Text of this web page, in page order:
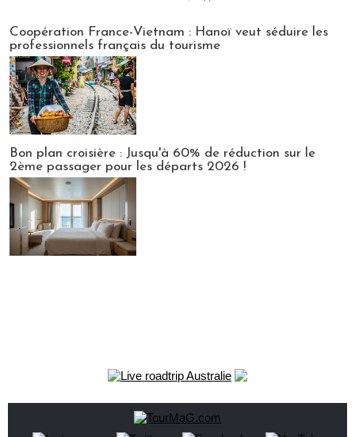
Coopération France-Vietnam : Hanoï veut séduire les
professionnels français du tourisme
Bon plan croisière : Jusqu'à 60% de réduction sur le
2ème passager pour les départs 2026 !